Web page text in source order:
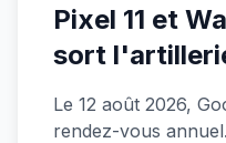
Pixel 11 et
sort
Le 12 août 2026,
rendez-vous